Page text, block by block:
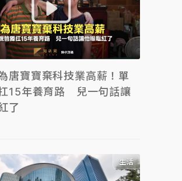
唐寶寶棄科技業高薪！單
15年養育路 兒一句話讓
了
生活